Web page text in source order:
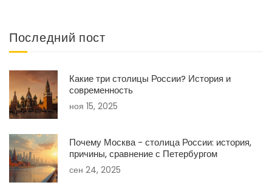
Последний пост
Какие три столицы России? История и
современность
ноя 15, 2025
Почему Москва - столица России: история,
причины, сравнение с Петербургом
сен 24, 2025